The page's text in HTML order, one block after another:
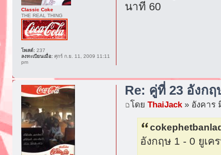
นาที 60
Classic Coke
THE REAL THING
โพสต์: 237
ลงทะเบียนเมื่อ: ศุกร์ ก.ย. 11, 2009 11:11
pm
Re: คู่ที่ 23 อังก
โดยThaiJack » อังคาร
อังกฤษ 1 - 0 ยูเค